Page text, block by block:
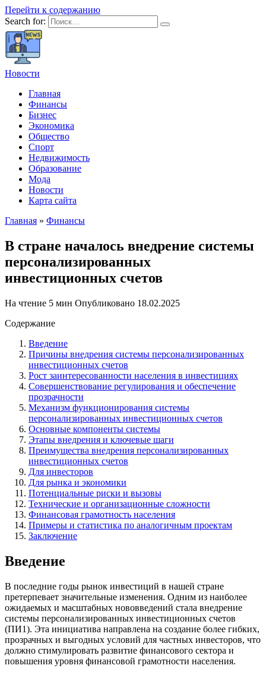
Перейти к содержанию
Search for:
Новости
Главная
Финансы
Бизнес
Экономика
Общество
Спорт
Недвижимость
Образование
Мода
Новости
Карта сайта
Главная » Финансы
В стране началось внедрение системы
персонализированных
инвестиционных счетов
На чтение 5 мин Опубликовано 18.02.2025
Содержание
Введение
Причины внедрения системы персонализированных
инвестиционных счетов
Рост заинтересованности населения в инвестициях
Совершенствование регулирования и обеспечение
прозрачности
Механизм функционирования системы
персонализированных инвестиционных счетов
Основные компоненты системы
Этапы внедрения и ключевые шаги
Преимущества внедрения персонализированных
инвестиционных счетов
Для инвесторов
Для рынка и экономики
Потенциальные риски и вызовы
Технические и организационные сложности
Финансовая грамотность населения
Примеры и статистика по аналогичным проектам
Заключение
Введение
В последние годы рынок инвестиций в нашей стране
претерпевает значительные изменения. Одним из наиболее
ожидаемых и масштабных нововведений стала внедрение
системы персонализированных инвестиционных счетов
(ПИ1). Эта инициатива направлена на создание более гибких,
прозрачных и выгодных условий для частных инвесторов, что
должно стимулировать развитие финансового сектора и
повышения уровня финансовой грамотности населения.